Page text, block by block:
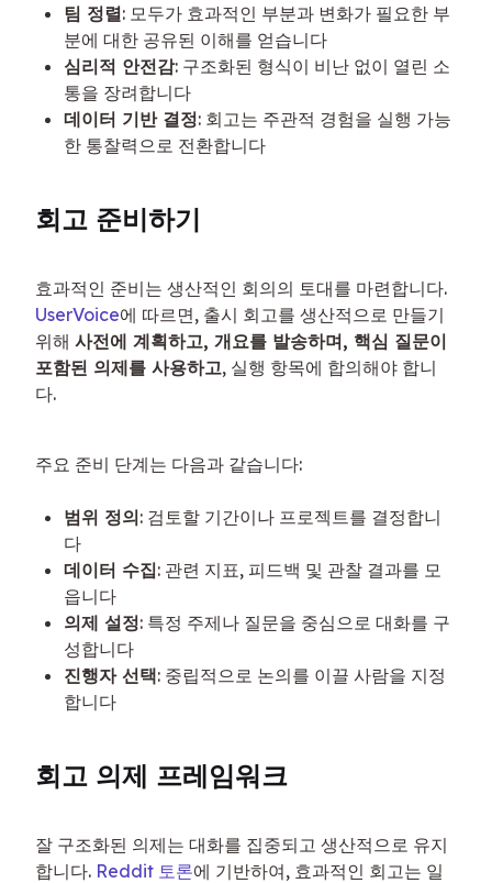
팀 정렬: 모두가 효과적인 부분과 변화가 필요한 부
분에 대한 공유된 이해를 얻습니다
심리적 안전감: 구조화된 형식이 비난 없이 열린 소
통을 장려합니다
데이터 기반 결정: 회고는 주관적 경험을 실행 가능
한 통찰력으로 전환합니다
회고 준비하기
UserVoice에 따르면, 출시 회고를 생산적으로 만들기
위해 사전에 계획하고, 개요를 발송하며, 핵심 질문이
포함된 의제를 사용하고, 실행 항목에 합의해야 합니
다.
주요 준비 단계는 다음과 같습니다:
범위 정의: 검토할 기간이나 프로젝트를 결정합니
다
데이터 수집: 관련 지표, 피드백 및 관찰 결과를 모
읍니다
의제 설정: 특정 주제나 질문을 중심으로 대화를 구
성합니다
진행자 선택: 중립적으로 논의를 이끌 사람을 지정
합니다
회고 의제 프레임워크
잘 구조화된 의제는 대화를 집중되고 생산적으로 유지
합니다. Reddit 토론에 기반하여, 효과적인 회고는 일